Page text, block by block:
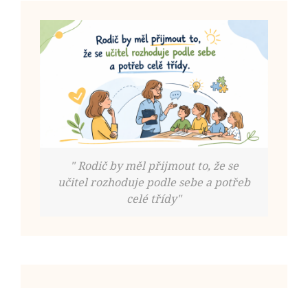
" Rodič by měl přijmout to, že se
učitel rozhoduje podle sebe a potřeb
celé třídy"